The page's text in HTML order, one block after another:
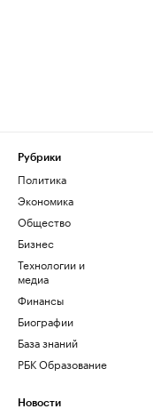
Рубрики
Политика
Экономика
Общество
Бизнес
Технологии и
медиа
Финансы
Биографии
База знаний
РБК Образование
Новости